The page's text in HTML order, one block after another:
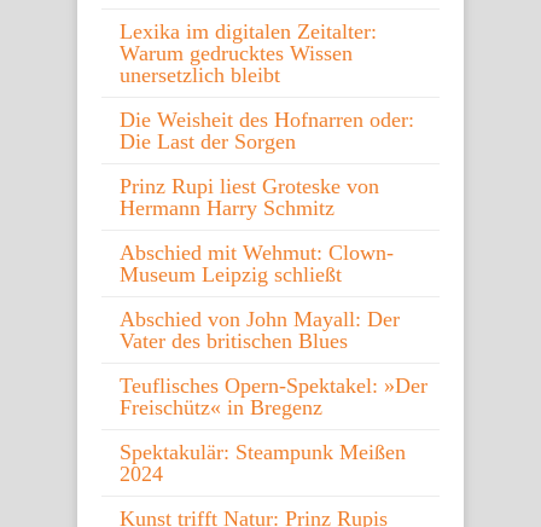
Lexika im digitalen Zeitalter:
Warum gedrucktes Wissen
unersetzlich bleibt
Die Weisheit des Hofnarren oder:
Die Last der Sorgen
Prinz Rupi liest Groteske von
Hermann Harry Schmitz
Abschied mit Wehmut: Clown-
Museum Leipzig schließt
Abschied von John Mayall: Der
Vater des britischen Blues
Teuflisches Opern-Spektakel: »Der
Freischütz« in Bregenz
Spektakulär: Steampunk Meißen
2024
Kunst trifft Natur: Prinz Rupis